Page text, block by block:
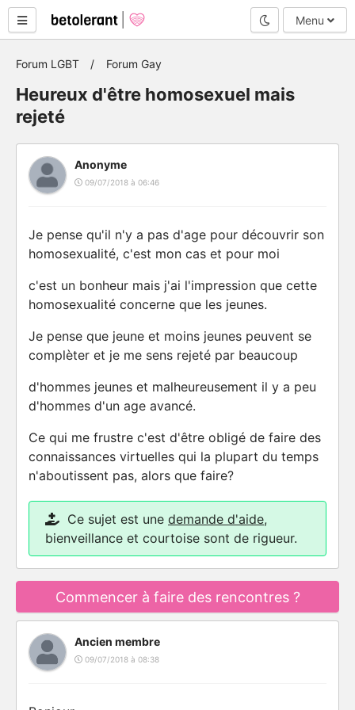
Mode nuit
Menu
Forum LGBT Forum Gay
Heureux d'être homosexuel mais
rejeté
Anonyme
09/07/2018 à 06:46
Je pense qu'il n'y a pas d'age pour découvrir son
homosexualité, c'est mon cas et pour moi
c'est un bonheur mais j'ai l'impression que cette
homosexualité concerne que les jeunes.
Je pense que jeune et moins jeunes peuvent se
complèter et je me sens rejeté par beaucoup
d'hommes jeunes et malheureusement il y a peu
d'hommes d'un age avancé.
Ce qui me frustre c'est d'être obligé de faire des
connaissances virtuelles qui la plupart du temps
n'aboutissent pas, alors que faire?
Ce sujet est une demande d'aide,
bienveillance et courtoise sont de rigueur.
Commencer à faire des rencontres ?
Ancien membre
09/07/2018 à 08:38